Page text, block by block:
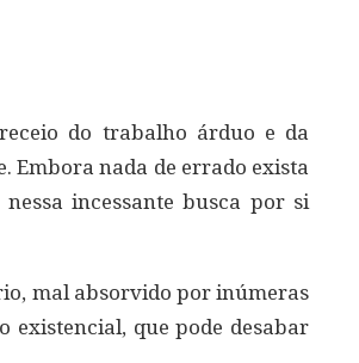
do trabalho árduo e da
Embora nada de errado exista
incessante busca por si
mal absorvido por inúmeras
existencial, que pode desabar